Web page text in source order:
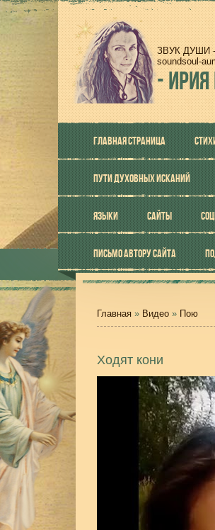
ЗВУК ДУШИ
soundsoul-
-
ГЛАВНАЯ СТРАНИЦА
ПУТИ ДУХОВНЫХ ИСКАНИЙ
ЯЗЫКИ САЙТЫ
ПИСЬМО АВТОРУ САЙТА
Главная » Видео » Пою
Ходят кони